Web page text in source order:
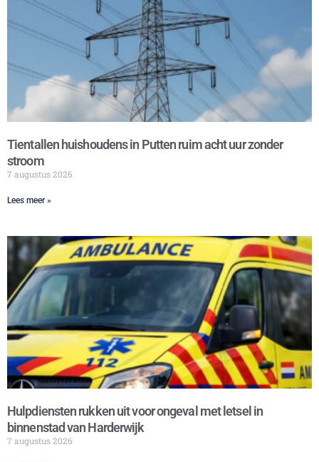
Tientallen huishoudens in Putten ruim acht uur zonder
stroom
7 augustus 2026
Lees meer »
Hulpdiensten rukken uit voor ongeval met letsel in
binnenstad van Harderwijk
7 augustus 2026